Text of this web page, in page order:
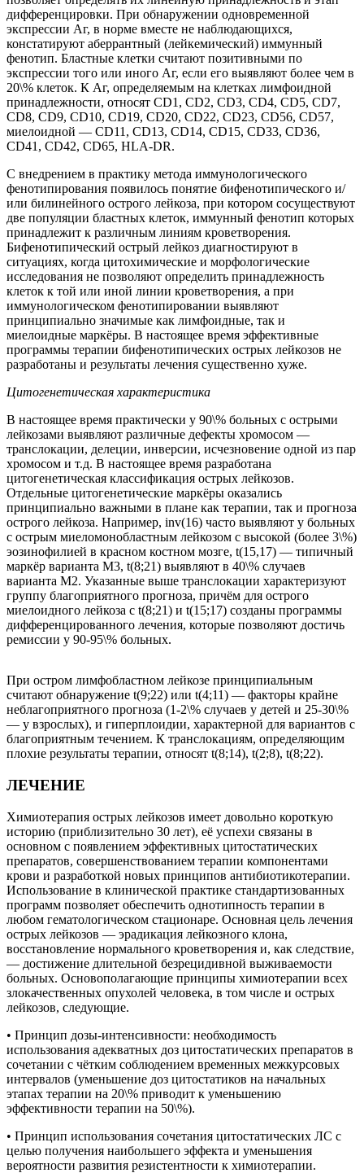
дифференцировки. При обнаружении одновременной
экспрессии Аг, в норме вместе не наблюдающихся,
констатируют аберрантный (лейкемический) иммунный
фенотип. Бластные клетки считают позитивными по
экспрессии того или иного Аг, если его выявляют более чем в
20\% клеток. К Аг, определяемым на клетках лимфоидной
принадлежности, относят CD1, CD2, CD3, CD4, CD5, CD7,
CD8, CD9, CD10, CD19, CD20, CD22, CD23, CD56, CD57,
миелоидной — CD11, CD13, CD14, CD15, CD33, CD36,
CD41, CD42, CD65, HLA-DR.
С внедрением в практику метода иммунологического
фенотипирования появилось понятие бифенотипического и/
или билинейного острого лейкоза, при котором сосуществуют
две популяции бластных клеток, иммунный фенотип которых
принадлежит к различным линиям кроветворения.
Бифенотипический острый лейкоз диагностируют в
ситуациях, когда цитохимические и морфологические
исследования не позволяют определить принадлежность
клеток к той или иной линии кроветворения, а при
иммунологическом фенотипировании выявляют
принципиально значимые как лимфоидные, так и
миелоидные маркёры. В настоящее время эффективные
программы терапии бифенотипических острых лейкозов не
разработаны и результаты лечения существенно хуже.
Цитогенетическая характеристика
В настоящее время практически у 90\% больных с острыми
лейкозами выявляют различные дефекты хромосом —
транслокации, делеции, инверсии, исчезновение одной из пар
хромосом и т.д. В настоящее время разработана
цитогенетическая классификация острых лейкозов.
Отдельные цитогенетические маркёры оказались
принципиально важными в плане как терапии, так и прогноза
острого лейкоза. Например, inv(16) часто выявляют у больных
с острым миеломонобластным лейкозом с высокой (более 3\%)
эозинофилией в красном костном мозге, t(15,17) — типичный
маркёр варианта М3, t(8;21) выявляют в 40\% случаев
варианта М2. Указанные выше транслокации характеризуют
группу благоприятного прогноза, причём для острого
миелоидного лейкоза с t(8;21) и t(15;17) созданы программы
дифференцированного лечения, которые позволяют достичь
ремиссии у 90-95\% больных.
При остром лимфобластном лейкозе принципиальным
считают обнаружение t(9;22) или t(4;11) — факторы крайне
неблагоприятного прогноза (1-2\% случаев у детей и 25-30\%
— у взрослых), и гиперплоидии, характерной для вариантов с
благоприятным течением. К транслокациям, определяющим
плохие результаты терапии, относят t(8;14), t(2;8), t(8;22).
ЛЕЧЕНИЕ
Химиотерапия острых лейкозов имеет довольно короткую
историю (приблизительно 30 лет), её успехи связаны в
основном с появлением эффективных цитостатических
препаратов, совершенствованием терапии компонентами
крови и разработкой новых принципов антибиотикотерапии.
Использование в клинической практике стандартизованных
программ позволяет обеспечить однотипность терапии в
любом гематологическом стационаре. Основная цель лечения
острых лейкозов — эрадикация лейкозного клона,
восстановление нормального кроветворения и, как следствие,
— достижение длительной безрецидивной выживаемости
больных. Основополагающие принципы химиотерапии всех
злокачественных опухолей человека, в том числе и острых
лейкозов, следующие.
• Принцип дозы-интенсивности: необходимость
использования адекватных доз цитостатических препаратов в
сочетании с чётким соблюдением временных межкурсовых
интервалов (уменьшение доз цитостатиков на начальных
этапах терапии на 20\% приводит к уменьшению
эффективности терапии на 50\%).
• Принцип использования сочетания цитостатических ЛС с
целью получения наибольшего эффекта и уменьшения
вероятности развития резистентности к химиотерапии.